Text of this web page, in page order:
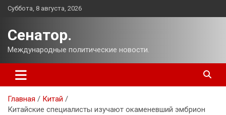
Перейти
Суббота, 8 августа, 2026
Сенатор.
Международные политические новости.
Главная
Китай
Китайские специалисты изучают окаменевший эмбрион